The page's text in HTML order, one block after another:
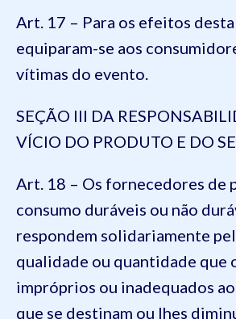
Art. 17 – Para os efeitos desta
equiparam-se aos
vítimas do evento.
SEÇÃO III DA
VÍCIO DO PRODUTO E DO
Art. 18 – Os fornecedores de
consumo duráveis ou não
respondem solidariamente
qualidade ou quantidade que
impróprios ou inadequados
que se destinam ou lhes